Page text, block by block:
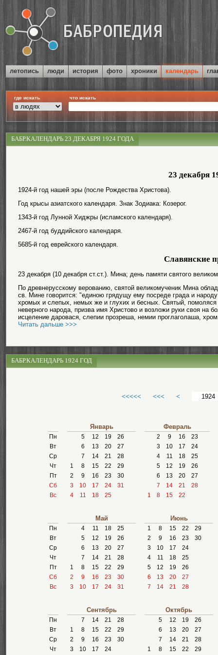
летопись люди история фото хроники календарь
где искать что искать
БАБР.КАЛЕНДАРЬ 23 ДЕКАБРЯ 1924 ГОДА
23 декабря
1924-й год нашей эры (после Рождества Христова).
Год крысы азиатского календаря. Знак Зодиака: Козерог.
1343-й год Лунной Хиджры (исламского календаря).
2467-й год буддийского календаря.
5685-й год еврейского календаря.
Славянские
23 декабря (10 декабря ст.ст.). Мина; день памяти святого
По древнерусскому верованию, святой великомученик Мина
св. Мине говорится: "единою грядущу ему посреде града и
хромых и слепых, немых же и глухих и бесных. Святый,
неверного народа, призва имя Христово и возложи руки своя на
исцеление даровася, слепии прозреша, немии проглаголаша,
Читать дальше >>>
БАБР.КАЛЕНДАРЬ 1924 ГОД
<<<<< <<< <
Пн
Вт
Ср
Чт
Пт
Сб
Вс
Январь
5 12 19
26
6
13 20
27
7
14 21
28
1
8 15 22
29
2
9 16 23
30
3
10 17 24
31
4
11 18 25
Февраль
2 9 16
23
3
10 17
24
4
11 18
25
5
12 19
26
6
13 20
27
7
14 21
28
1
8 15 22
Пн
Вт
Ср
Чт
Пт
Сб
Вс
Май
4 11 18
25
5
12 19
26
6
13 20
27
7
14 21
28
1
8 15 22
29
2
9 16 23
30
3
10 17 24 31
Июнь
1 8 15 22
29
2
9 16 23
30
3
10 17
24
4
11 18
25
5
12 19
26
6
13 20
27
7
14 21 28
Пн
Вт
Ср
Чт
Сентябрь
7 14 21
28
1
8 15 22
29
2
9 16 23
30
3
10 17
24
Октябрь
5 12 19
26
6
13 20
27
7
14 21
28
1
8 15 22
29